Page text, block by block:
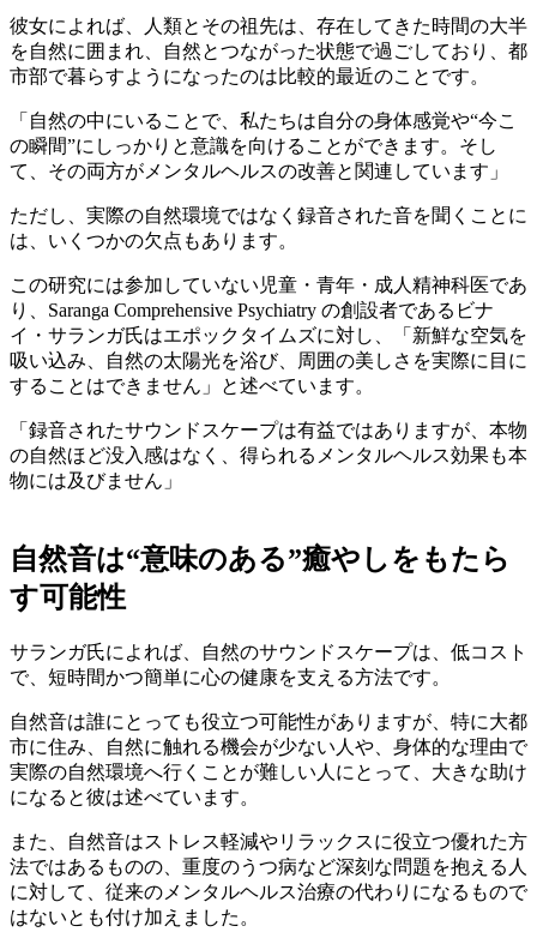
彼女によれば、人類とその祖先は、存在してきた時間の大半
を自然に囲まれ、自然とつながった状態で過ごしており、都
市部で暮らすようになったのは比較的最近のことです。
「自然の中にいることで、私たちは自分の身体感覚や“今こ
の瞬間”にしっかりと意識を向けることができます。そし
て、その両方がメンタルヘルスの改善と関連しています」
ただし、実際の自然環境ではなく録音された音を聞くことに
は、いくつかの欠点もあります。
この研究には参加していない児童・青年・成人精神科医であ
り、Saranga Comprehensive Psychiatry の創設者であるビナ
イ・サランガ氏はエポックタイムズに対し、「新鮮な空気を
吸い込み、自然の太陽光を浴び、周囲の美しさを実際に目に
することはできません」と述べています。
「録音されたサウンドスケープは有益ではありますが、本物
の自然ほど没入感はなく、得られるメンタルヘルス効果も本
物には及びません」
自然音は“意味のある”癒やしをもたら
す可能性
サランガ氏によれば、自然のサウンドスケープは、低コスト
で、短時間かつ簡単に心の健康を支える方法です。
自然音は誰にとっても役立つ可能性がありますが、特に大都
市に住み、自然に触れる機会が少ない人や、身体的な理由で
実際の自然環境へ行くことが難しい人にとって、大きな助け
になると彼は述べています。
また、自然音はストレス軽減やリラックスに役立つ優れた方
法ではあるものの、重度のうつ病など深刻な問題を抱える人
に対して、従来のメンタルヘルス治療の代わりになるもので
はないとも付け加えました。